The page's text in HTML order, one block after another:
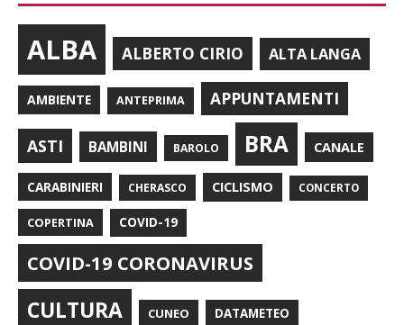
ALBA ALBERTO CIRIO ALTA LANGA
AMBIENTE ANTEPRIMA APPUNTAMENTI
ASTI BAMBINI BAROLO BRA CANALE
CARABINIERI CHERASCO CICLISMO CONCERTO
COPERTINA COVID-19
COVID-19 CORONAVIRUS
CULTURA CUNEO DATAMETEO